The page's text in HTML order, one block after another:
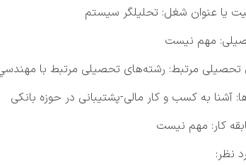
یا عنوان شغل: تحلیلگر سیستم
مهم نیست
مرتبط: رشته‌های تحصیلی مرتبط با مهندسي
به کسب و کار مالی-پشتیبانی در حوزه بانکی
کار: مهم نیست
نظر: